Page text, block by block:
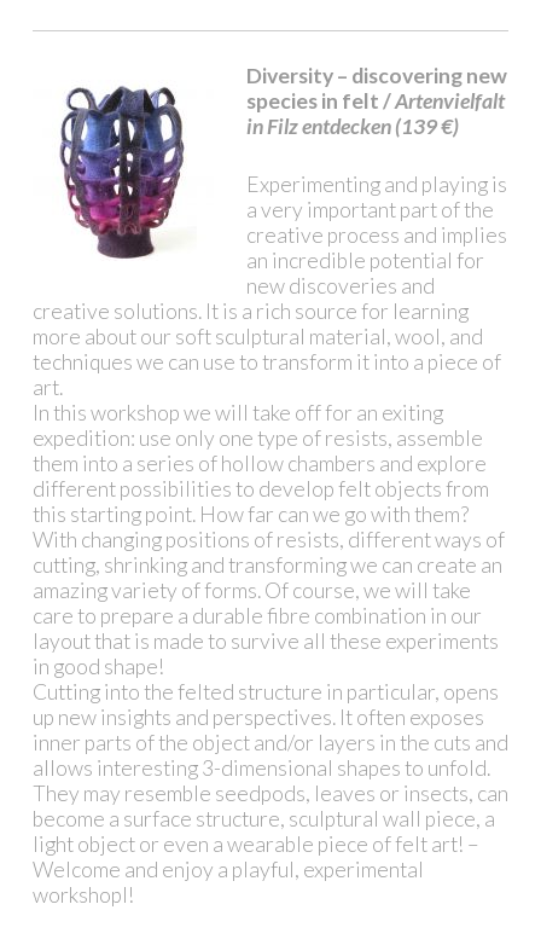
Diversity – discovering new
species in felt /Artenvielfalt
in Filz entdecken (139 €)
Experimenting and playing is
a very important part of the
creative process and implies
an incredible potential for
new discoveries and
creative solutions. It is a rich source for learning
more about our soft sculptural material, wool, and
techniques we can use to transform it into a piece of
art.
In this workshop we will take off for an exiting
expedition: use only one type of resists, assemble
them into a series of hollow chambers and explore
different possibilities to develop felt objects from
this starting point. How far can we go with them?
With changing positions of resists, different ways of
cutting, shrinking and transforming we can create an
amazing variety of forms. Of course, we will take
care to prepare a durable fibre combination in our
layout that is made to survive all these experiments
in good shape!
Cutting into the felted structure in particular, opens
up new insights and perspectives. It often exposes
inner parts of the object and/or layers in the cuts and
allows interesting 3-dimensional shapes to unfold.
They may resemble seedpods, leaves or insects, can
become a surface structure, sculptural wall piece, a
light object or even a wearable piece of felt art! –
Welcome and enjoy a playful, experimental
workshopl!